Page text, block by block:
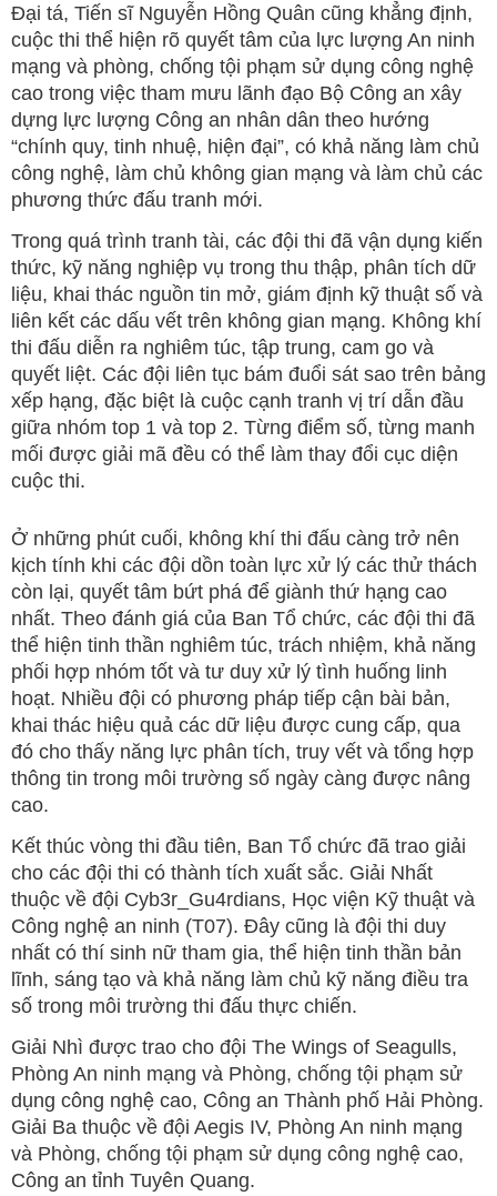
Đại tá, Tiến sĩ Nguyễn Hồng Quân cũng khẳng định,
cuộc thi thể hiện rõ quyết tâm của lực lượng An ninh
mạng và phòng, chống tội phạm sử dụng công nghệ
cao trong việc tham mưu lãnh đạo Bộ Công an xây
dựng lực lượng Công an nhân dân theo hướng
“chính quy, tinh nhuệ, hiện đại”, có khả năng làm chủ
công nghệ, làm chủ không gian mạng và làm chủ các
phương thức đấu tranh mới.
Trong quá trình tranh tài, các đội thi đã vận dụng kiến
thức, kỹ năng nghiệp vụ trong thu thập, phân tích dữ
liệu, khai thác nguồn tin mở, giám định kỹ thuật số và
liên kết các dấu vết trên không gian mạng. Không khí
thi đấu diễn ra nghiêm túc, tập trung, cam go và
quyết liệt. Các đội liên tục bám đuổi sát sao trên bảng
xếp hạng, đặc biệt là cuộc cạnh tranh vị trí dẫn đầu
giữa nhóm top 1 và top 2. Từng điểm số, từng manh
mối được giải mã đều có thể làm thay đổi cục diện
cuộc thi.
Ở những phút cuối, không khí thi đấu càng trở nên
kịch tính khi các đội dồn toàn lực xử lý các thử thách
còn lại, quyết tâm bứt phá để giành thứ hạng cao
nhất. Theo đánh giá của Ban Tổ chức, các đội thi đã
thể hiện tinh thần nghiêm túc, trách nhiệm, khả năng
phối hợp nhóm tốt và tư duy xử lý tình huống linh
hoạt. Nhiều đội có phương pháp tiếp cận bài bản,
khai thác hiệu quả các dữ liệu được cung cấp, qua
đó cho thấy năng lực phân tích, truy vết và tổng hợp
thông tin trong môi trường số ngày càng được nâng
cao.
Kết thúc vòng thi đầu tiên, Ban Tổ chức đã trao giải
cho các đội thi có thành tích xuất sắc. Giải Nhất
thuộc về đội Cyb3r_Gu4rdians, Học viện Kỹ thuật và
Công nghệ an ninh (T07). Đây cũng là đội thi duy
nhất có thí sinh nữ tham gia, thể hiện tinh thần bản
lĩnh, sáng tạo và khả năng làm chủ kỹ năng điều tra
số trong môi trường thi đấu thực chiến.
Giải Nhì được trao cho đội The Wings of Seagulls,
Phòng An ninh mạng và Phòng, chống tội phạm sử
dụng công nghệ cao, Công an Thành phố Hải Phòng.
Giải Ba thuộc về đội Aegis IV, Phòng An ninh mạng
và Phòng, chống tội phạm sử dụng công nghệ cao,
Công an tỉnh Tuyên Quang.